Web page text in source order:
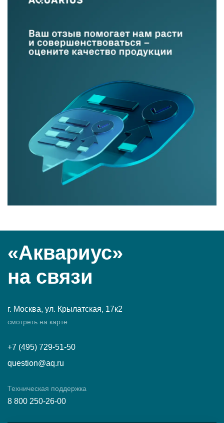
«Аквариус»
на связи
г. Москва, ул. Крылатская, 17к2
смотреть на карте
+7 (495) 729-51-50
question@aq.ru
Техническая поддержка
8 800 250-26-00